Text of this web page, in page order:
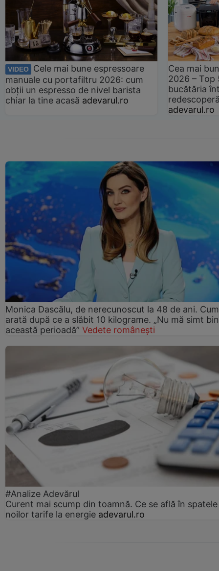
VIDEO
Cele mai bune espressoare
manuale cu portafiltru 2026: cum
obții un espresso de nivel barista
chiar la tine acasă adevarul.ro
Cea mai
2026 –
bucătăria
adevarul.ro
Monica Dascălu, de nerecunoscut la 48 de ani. Cum
arată după ce a slăbit 10 kilograme. „Nu mă simt
această perioadă” Vedete românești
#Analize Adevărul
Curent mai scump din toamnă. Ce se află în spatele
noilor tarife la energie adevarul.ro